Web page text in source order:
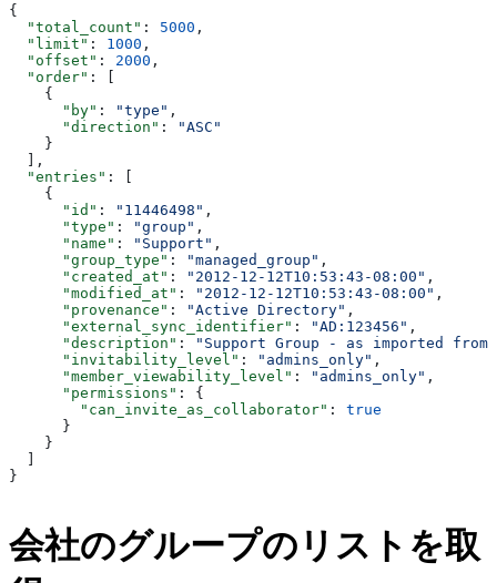
{
  "total_count"
: 5000 ,
  "limit"
: 1000 ,
  "offset"
: 2000 ,
  "order"
: [
    {
      "by"
: "type" ,
      "direction"
:
"ASC"
    }
  ],
  "entries"
: [
    {
      "id"
: "11446498" ,
      "type"
: "group" ,
      "name"
: "Support" ,
      "group_type"
: "managed_group" ,
      "created_at"
: "2012-12-12T10:53:43-08:00" ,
      "modified_at"
: "2012-12-12T10:53:43-08:00" ,
      "provenance"
: "Active Directory" ,
      "external_sync_identifier"
: "AD:123456" ,
      "description"
:
"Support Group - as imported
      "invitability_level"
: "admins_only" ,
      "member_viewability_level"
: "admins_only" ,
      "permissions"
: {
        "can_invite_as_collaborator"
: true
      }
    }
  ]
}
会社のグループのリストを取